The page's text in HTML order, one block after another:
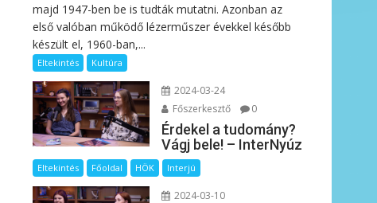
majd 1947-ben be is tudták mutatni. Azonban az
első valóban működő lézerműszer évekkel később
készült el, 1960-ban,...
Eltekintés Kultúra
2024-03-24
Főszerkesztő
0
Érdekel a tudomány?
Vágj bele! – InterNyúz
Eltekintés Főoldal HÖK Interjú
2024-03-10